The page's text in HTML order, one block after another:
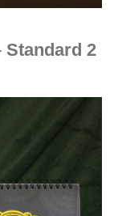
Standard 2